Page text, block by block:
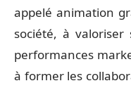
appelé animation
société, à
performances
à former les